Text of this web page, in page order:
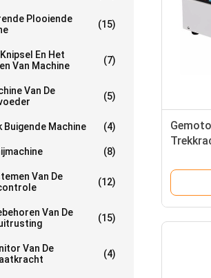
Plooiende
(15)
En Het
Van Machine
(7)
Van De
(5)
Buigende Machine (4)
(8)
Van De
(12)
Van De
(15)
Van De
(4)
de de